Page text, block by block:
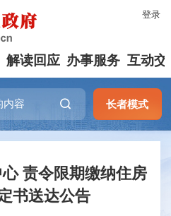
登录
解读回应 办事服务 互动交
长者模式
责令限期缴纳住房
书送达公告